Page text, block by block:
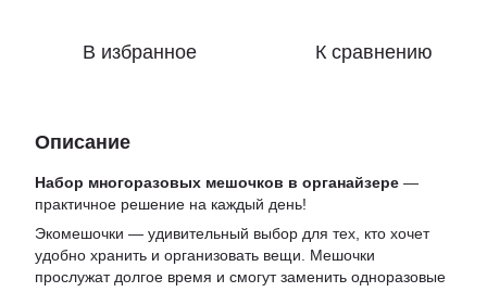
В избранное К сравнению
Описание
Набор многоразовых мешочков в органайзере —
практичное решение на каждый день!
Экомешочки — удивительный выбор для тех, кто хочет
удобно хранить и организовать вещи. Мешочки
прослужат долгое время и смогут заменить одноразовые